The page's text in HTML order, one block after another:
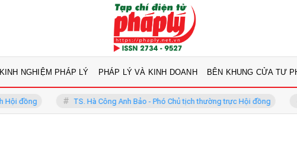
KINH NGHIỆM PHÁP LÝ PHÁP LÝ VÀ KINH DOANH BÊN KHUNG CỬA TƯ
TS. Hà Công Anh Bảo - Phó Chủ tịch thường trực Hội đồng GS.TS Võ